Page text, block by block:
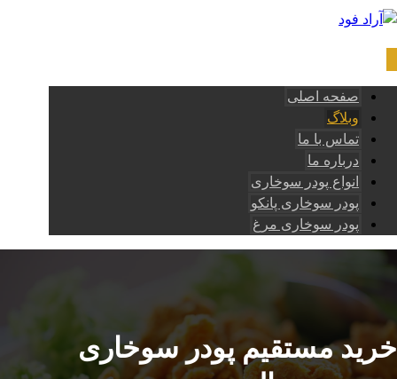
صفحه اصلی
وبلاگ
تماس با ما
درباره ما
انواع پودر سوخاری
پودر سوخاری پانکو
پودر سوخاری مرغ
خرید مستقیم پودر سوخاری